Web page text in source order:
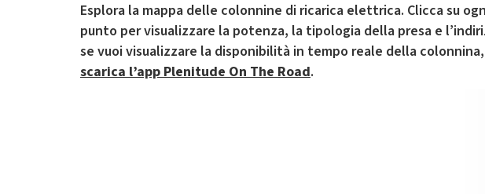
Esplora la mappa delle colonnine di ricarica elettrica. Clicca su
punto per visualizzare la potenza, la tipologia della presa e
se vuoi visualizzare la disponibilità in tempo reale della colonnina,
scarica l’app Plenitude On The Road.